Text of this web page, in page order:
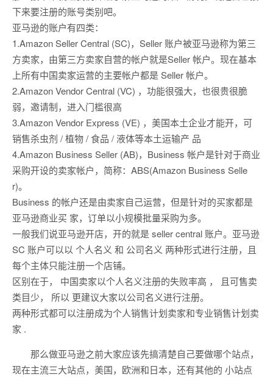
下来要注册的账号类别吧。
亚马逊的账户有四类：
1.Amazon Seller Central (SC)，Seller 账户被亚马逊称为第三
方卖家，由第三方卖家自营的帐户就是Seller 帐户。现在基本
上所有中国卖家运营的主要帐户都是 Seller 帐户。
2.Amazon Vendor Central (VC) ，功能很强大，也很贵很脆
弱，邀请制，进入门槛很高
3.Amazon Vendor Express (VE) ，美国本土企业才能开，可
销售杀虫剂 / 植物 / 食品 / 液体等本土运输产 品
4.Amazon Business Seller (AB)，Business 帐户是针对于商业
采购开设的卖家帐户，简称：ABS(Amazon Business Selle
r)。
Business 的帐户还是由卖家自己运营，但是针对的买家都是
亚马逊商业买 家，订单以小规模批量采购为多。
一般我们说亚马逊开店，开的就是 seller central 账户。亚马逊
SC 账户可以以 个人名义 和 公司名义 两种形式进行注册，且
每个主体只能注册一个店铺。
区别在于， 中国卖家以个人名义注册的失败率高 ， 且可售卖
类目少， 所以 更建议大家以公司名义进行注册。
两种形式都可以注册成为个人销售计划卖家和专业销售计划卖
家 .
那么做亚马逊之前大家应该先搞清楚自己要做哪个站点，
现在主流三大站点，美国，欧洲和日本，还有其他的 小站点